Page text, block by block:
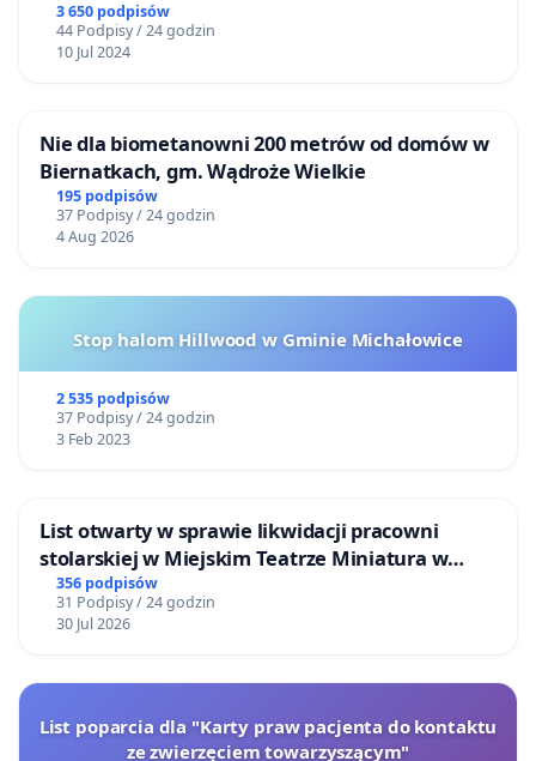
3 650 podpisów
44 Podpisy / 24 godzin
10 Jul 2024
Nie dla biometanowni 200 metrów od domów w
Biernatkach, gm. Wądroże Wielkie
195 podpisów
37 Podpisy / 24 godzin
4 Aug 2026
Stop halom Hillwood w Gminie Michałowice
2 535 podpisów
37 Podpisy / 24 godzin
3 Feb 2023
List otwarty w sprawie likwidacji pracowni
stolarskiej w Miejskim Teatrze Miniatura w
Gdańsku
356 podpisów
31 Podpisy / 24 godzin
30 Jul 2026
List poparcia dla "Karty praw pacjenta do kontaktu
ze zwierzęciem towarzyszącym"